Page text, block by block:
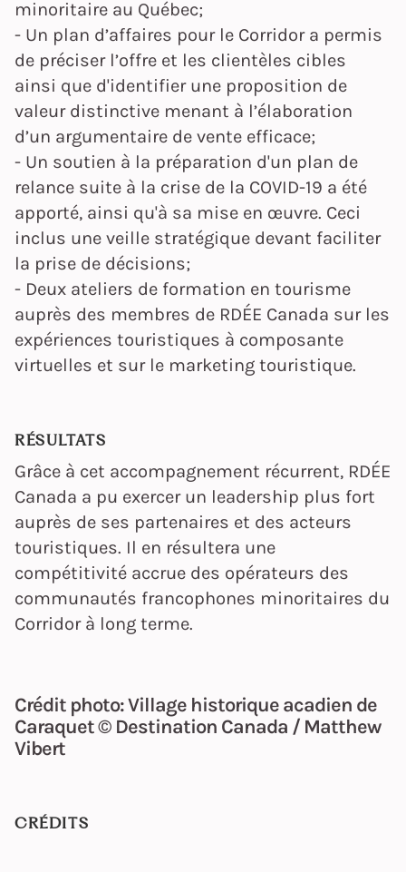
minoritaire au Québec;
- Un plan d’affaires pour le Corridor a permis
de préciser l’offre et les clientèles cibles
ainsi que d'identifier une proposition de
valeur distinctive menant à l’élaboration
d’un argumentaire de vente efficace;
- Un soutien à la préparation d'un plan de
relance suite à la crise de la COVID-19 a été
apporté, ainsi qu'à sa mise en œuvre. Ceci
inclus une veille stratégique devant faciliter
la prise de décisions;
- Deux ateliers de formation en tourisme
auprès des membres de RDÉE Canada sur les
expériences touristiques à composante
virtuelles et sur le marketing touristique.
RÉSULTATS
Grâce à cet accompagnement récurrent, RDÉE
Canada a pu exercer un leadership plus fort
auprès de ses partenaires et des acteurs
touristiques. Il en résultera une
compétitivité accrue des opérateurs des
communautés francophones minoritaires du
Corridor à long terme.
Crédit photo: Village historique acadien de
Caraquet © Destination Canada / Matthew
Vibert
CRÉDITS